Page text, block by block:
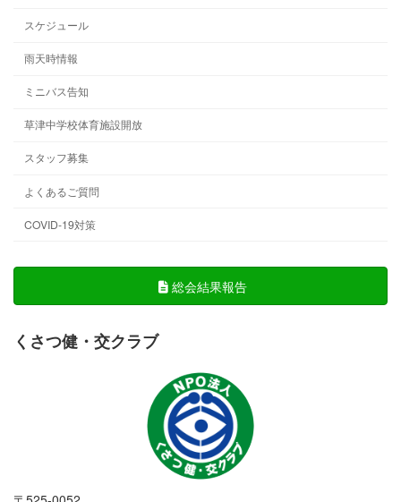
スケジュール
雨天時情報
ミニバス告知
草津中学校体育施設開放
スタッフ募集
よくあるご質問
COVID-19対策
総会結果報告
くさつ健・交クラブ